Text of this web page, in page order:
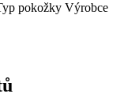
pokožky Výrobce